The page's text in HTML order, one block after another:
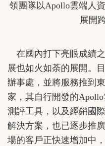
領團隊以Apollo雲端人
展開
在國內打下亮眼成績
展也如火如荼的展開。
辦事處，並將服務推到
家，其自行開發的
測評工具，以及經銷國
解決方案，也已逐步推
場的客戶正快速增加中